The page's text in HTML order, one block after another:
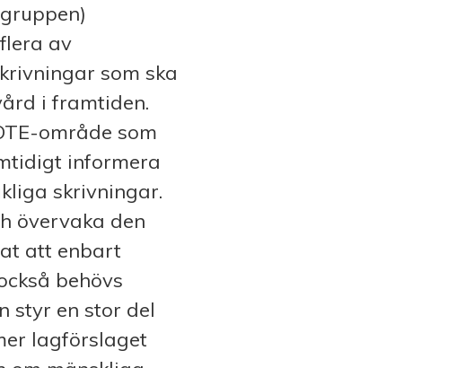
av
som ska
i framtiden.
område som
informera
skrivningar.
övervaka den
att enbart
behövs
styr en stor del
lagförslaget